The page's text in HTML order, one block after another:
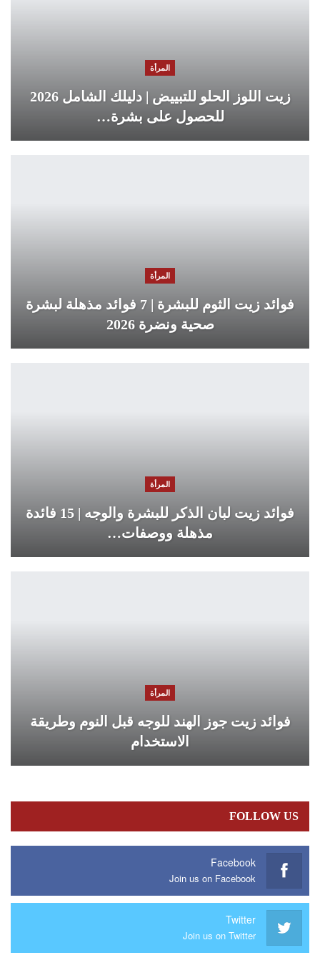
المرأة
زيت اللوز الحلو للتبييض | دليلك الشامل 2026
للحصول على بشرة…
المرأة
فوائد زيت الثوم للبشرة | 7 فوائد مذهلة لبشرة
صحية ونضرة 2026
المرأة
فوائد زيت لبان الذكر للبشرة والوجه | 15 فائدة
مذهلة ووصفات…
المرأة
فوائد زيت جوز الهند للوجه قبل النوم وطريقة
الاستخدام
FOLLOW US
Facebook
Join us on Facebook
Twitter
Join us on Twitter